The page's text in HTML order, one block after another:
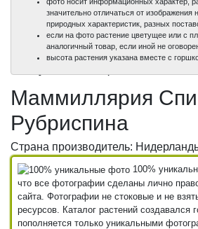
100%
100%
значительно отличаться от изображения
природных характеристик, разных
если на фото растение цветущее или с
аналогичный товар, если иной не
высота растения указана вместе с
Маммиллярия
Рубриспина
Страна производитель:
100%
что все фотографии сделаны лично
сайта. Фотографии не стоковые и не
ресурсов. Каталог растений создавался
пополняется только уникальными